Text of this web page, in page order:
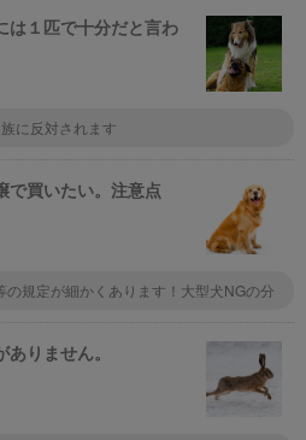
は１匹で十分だと言わ
に反対されます
で買いたい。注意点
規定が細かくあります！大型犬NGの分
りません。